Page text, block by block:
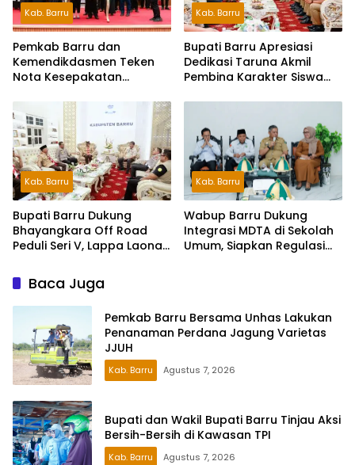
Kab. Barru
Pemkab Barru dan
Kemendikdasmen Teken
Nota Kesepakatan
Indonesia dan Bahasa
Daerah
Kab. Barru
Bupati Barru Apresiasi
Dedikasi Taruna Akmil
Pembina Karakter Siswa
Kab. Barru
Bupati Barru Dukung
Bhayangkara Off Road
Peduli Seri V, Lappa Laona
Peserta
Kab. Barru
Wabup Barru Dukung
Integrasi MDTA di Sekolah
Umum, Siapkan Regulasi
Baca Juga
Pemkab Barru Bersama Unhas Lakukan
Penanaman Perdana Jagung Varietas
JJUH
Kab. Barru Agustus 7, 2026
Bupati dan Wakil Bupati Barru Tinjau Aksi
Bersih-Bersih di Kawasan TPI
Kab. Barru Agustus 7, 2026